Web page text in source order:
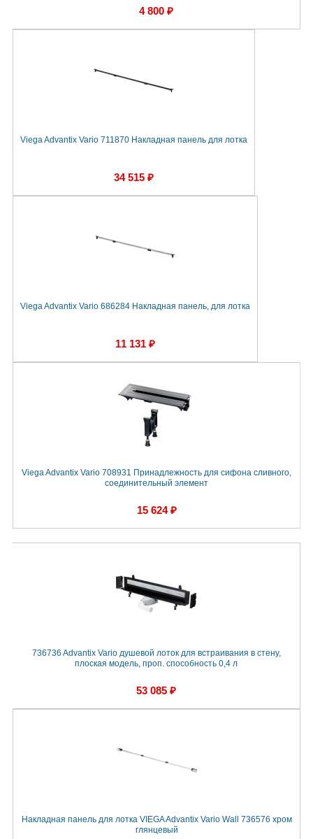
4 800 ₽
Viega Advantix Vario 711870 Накладная панель для лотка
34 515 ₽
Viega Advantix Vario 686284 Накладная панель, для лотка
11 131 ₽
Viega Advantix Vario 708931 Принадлежность для сифона сливного,
соединительный элемент
15 624 ₽
736736 Advantix Vario душевой лоток для встраивания в стену,
плоская модель, проп. способность 0,4 л
53 085 ₽
Накладная панель для лотка VIEGA Advantix Vario Wall 736576 хром
глянцевый